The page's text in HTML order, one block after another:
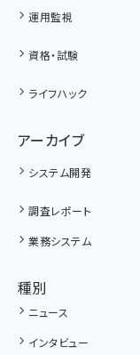
運用監視
資格・試験
ライフハック
アーカイブ
システム開発
調査レポート
業務システム
種別
ニュース
インタビュー